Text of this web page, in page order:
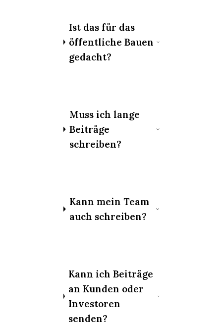
Ist das für das
öffentliche Bauen
gedacht?
Muss ich lange
Beiträge
schreiben?
Kann mein Team
auch schreiben?
Kann ich Beiträge
an Kunden oder
Investoren
senden?